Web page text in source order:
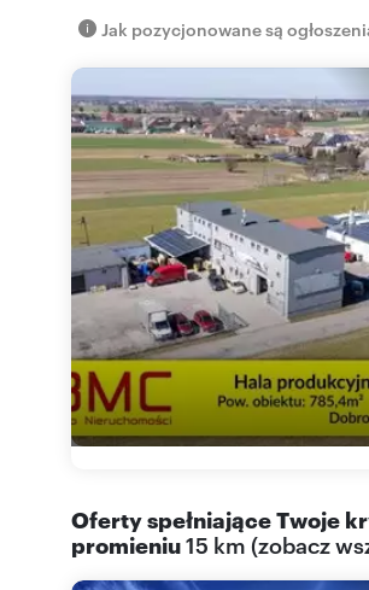
Jak pozycjonowane są
Oferty spełniające Twoje
promieniu15 km (zobacz